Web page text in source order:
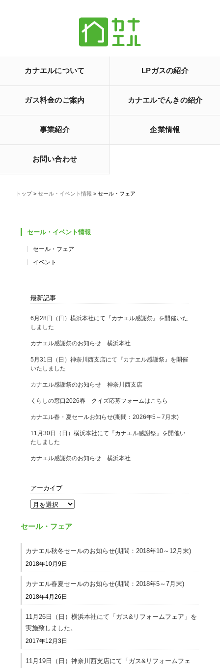
カナエルについて LPガスの紹介
ガス料金のご案内 カナエルでんきの紹介
事業紹介 企業情報
お問い合わせ
トップ> セール・イベント情報 > セール・フェア
セール・イベント情報
セール・フェア
イベント
最新記事
6月28日（日）横浜本社にて『カナエル感謝祭』を開催いた
しました
カナエル感謝祭のお知らせ 横浜本社
5月31日（日）神奈川西支店にて『カナエル感謝祭』を開催
いたしました
カナエル感謝祭のお知らせ 神奈川西支店
くらしの窓口2026春 クイズ応募フォームはこちら
カナエル春・夏セールお知らせ(期間：2026年5～7月末)
11月30日（日）横浜本社にて『カナエル感謝祭』を開催い
たしました
カナエル感謝祭のお知らせ 横浜本社
アーカイブ
セール・フェア
カナエル秋冬セールのお知らせ(期間：2018年10～12月末)
2018年10月9日
カナエル春夏セールのお知らせ(期間：2018年5～7月末)
2018年4月26日
11月26日（日）横浜本社にて「ガス&リフォームフェア」を
実施致しました。
2017年12月3日
11月19日（日）神奈川西支店にて「ガス&リフォームフェ